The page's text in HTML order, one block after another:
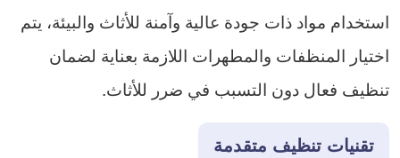
استخدام مواد ذات جودة عالية وآمنة للأثاث والبيئة، يتم
اختيار المنظفات والمطهرات اللازمة بعناية لضمان
تنظيف فعال دون التسبب في ضرر للأثاث.
تقنيات تنظيف متقدمة